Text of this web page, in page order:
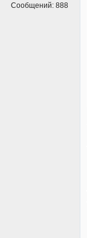
Сообщений: 888